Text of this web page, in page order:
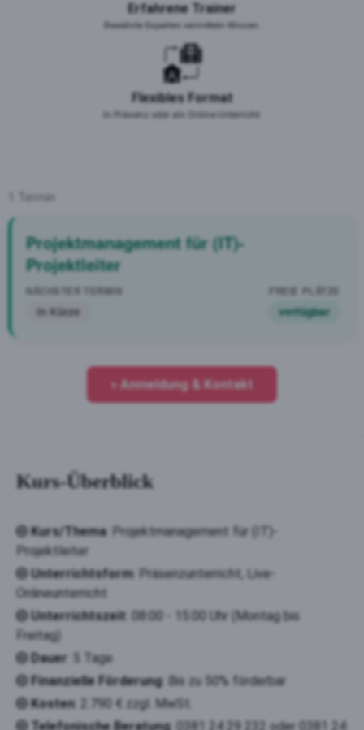
Erfahrene Trainer
Bewährte Experten vermitteln Wissen.
Flexibles Format
In Präsenz oder als Online-Unterricht.
1 Termin
Projektmanagement für (IT)-
Projektleiter
In Kürze verfügbar
» Anmeldung & Kontakt
Kurs-Überblick
Kurs/Thema: Projektmanagement für (IT)-
Projektleiter
Unterrichtsform: Präsenzunterricht, Live-
Onlineunterricht
Unterrichtszeit : 08:00 - 15:00 Uhr (Montag bis
Freitag)
Dauer : 5 Tage
Finanzielle Förderung: Bis zu 50% förderbar
Kosten: 2.790 € zzgl. MwSt.
Telefonische Beratung: 0381 24 29 232 oder 0381 24